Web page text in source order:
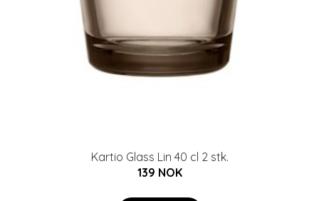
Kartio Glass Lin 40 cl 2 stk.
139 NOK